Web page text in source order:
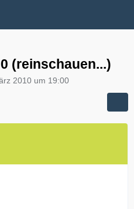
(reinschauen...)
2010 um 19:00